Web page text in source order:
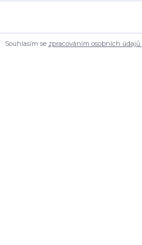
Souhlasím se zpracováním osobních údajů